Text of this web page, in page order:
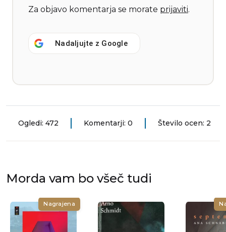
Za objavo komentarja se morate prijaviti.
Nadaljujte z Google
Ogledi: 472 Komentarji: 0 Število ocen: 2
Morda vam bo všeč tudi
Nagrajena